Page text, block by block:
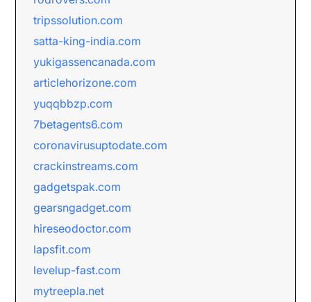
tripssolution.com
satta-king-india.com
yukigassencanada.com
articlehorizone.com
yuqqbbzp.com
7betagents6.com
coronavirusuptodate.com
crackinstreams.com
gadgetspak.com
gearsngadget.com
hireseodoctor.com
lapsfit.com
levelup-fast.com
mytreepla.net